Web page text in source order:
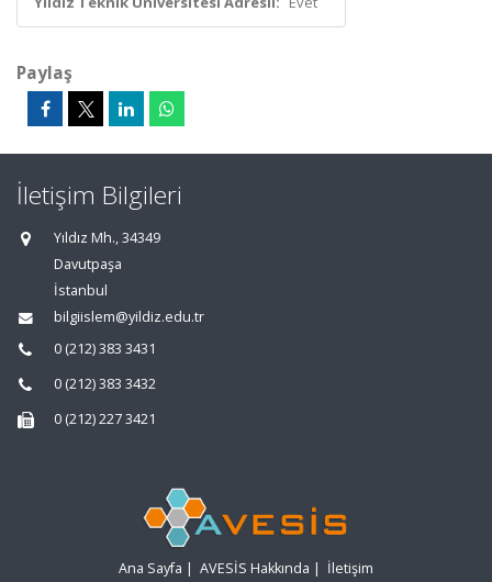
Paylaş
İletişim Bilgileri
Yıldız Mh., 34349
Davutpaşa
İstanbul
bilgiislem@yildiz.edu.tr
0 (212) 383 3431
0 (212) 383 3432
0 (212) 227 3421
Ana Sayfa | AVESİS Hakkında | İletişim